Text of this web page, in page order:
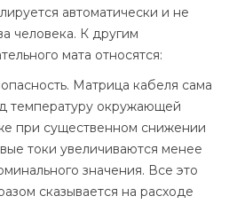
автоматически и не
человека. К другим
мата относятся:
Матрица кабеля сама
температуру окружающей
при существенном снижении
токи увеличиваются менее
значения. Все это
сказывается на расходе